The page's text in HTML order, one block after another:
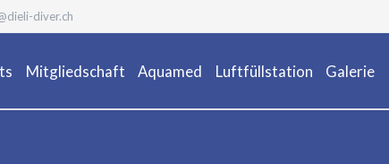
diver.ch
Mitgliedschaft Aquamed Luftfüllstation Galerie